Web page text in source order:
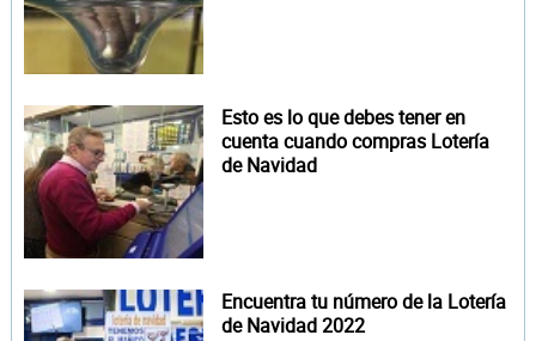
Esto es lo que debes tener en
cuenta cuando compras Lotería
de Navidad
Encuentra tu número de la Lotería
de Navidad 2022